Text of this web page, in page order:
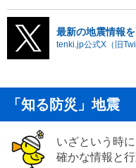
最新の地震情報
tenki.jp公式X（旧
「知る防災」地震
いざという時
確かな情報と